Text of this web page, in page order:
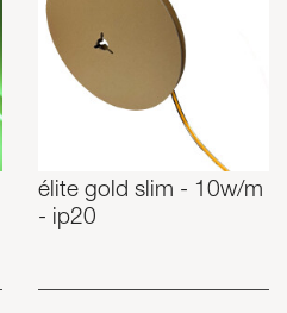
élite gold slim - 10w/m
- ip20